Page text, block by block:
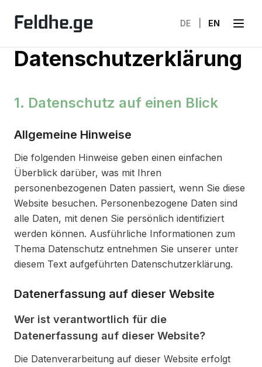
DE EN
Datenschutzerklärung
1. Datenschutz auf einen Blick
Allgemeine Hinweise
Die folgenden Hinweise geben einen einfachen
Überblick darüber, was mit Ihren
personenbezogenen Daten passiert, wenn Sie diese
Website besuchen. Personenbezogene Daten sind
alle Daten, mit denen Sie persönlich identifiziert
werden können. Ausführliche Informationen zum
Thema Datenschutz entnehmen Sie unserer unter
diesem Text aufgeführten Datenschutzerklärung.
Datenerfassung auf dieser Website
Wer ist verantwortlich für die
Datenerfassung auf dieser Website?
Die Datenverarbeitung auf dieser Website erfolgt